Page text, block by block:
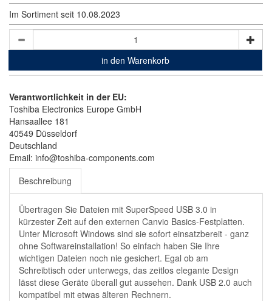
Im Sortiment seit 10.08.2023
in den Warenkorb
Verantwortlichkeit in der EU:
Toshiba Electronics Europe GmbH
Hansaallee 181
40549 Düsseldorf
Deutschland
Email: info@toshiba-components.com
Beschreibung
Übertragen Sie Dateien mit SuperSpeed USB 3.0 in
kürzester Zeit auf den externen Canvio Basics-Festplatten.
Unter Microsoft Windows sind sie sofort einsatzbereit - ganz
ohne Softwareinstallation! So einfach haben Sie Ihre
wichtigen Dateien noch nie gesichert. Egal ob am
Schreibtisch oder unterwegs, das zeitlos elegante Design
lässt diese Geräte überall gut aussehen. Dank USB 2.0 auch
kompatibel mit etwas älteren Rechnern.